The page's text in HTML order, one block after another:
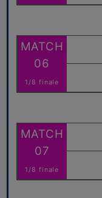
MATCH
06
1/8 finale
MATCH
07
1/8 finale